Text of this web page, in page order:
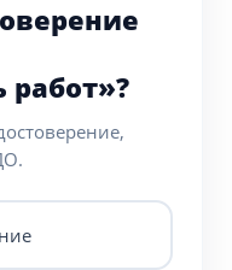
работ»?